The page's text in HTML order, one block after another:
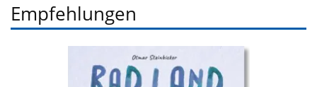
Empfehlungen